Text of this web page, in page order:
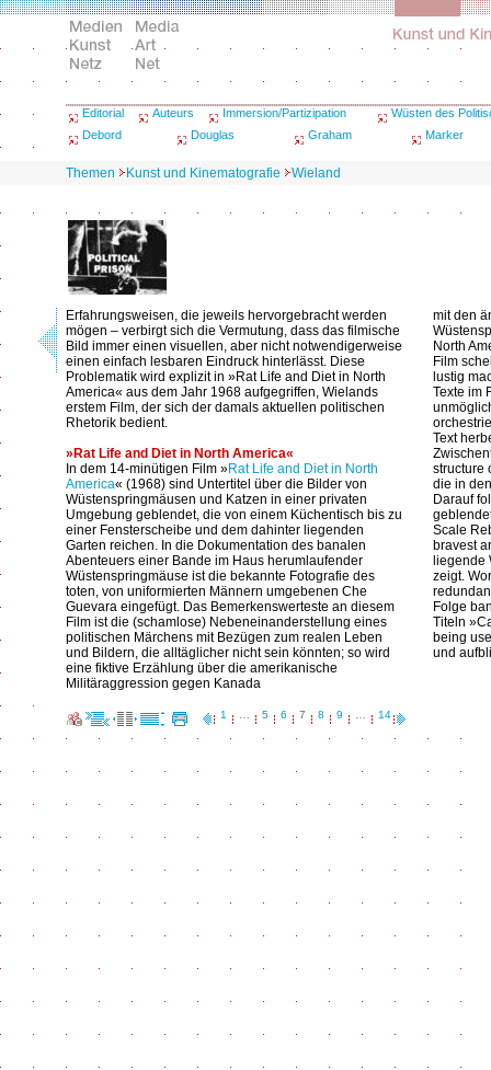
Editorial Auteurs Immersion/Partizipation
Wüsten des
Debord
Douglas Graham Marker
Themen Kunst und Kinematografie Wieland
Erfahrungsweisen, die jeweils hervorgebracht werden
mögen – verbirgt sich die Vermutung, dass das filmische
Bild immer einen visuellen, aber nicht notwendigerweise
einen einfach lesbaren Eindruck hinterlässt. Diese
Problematik wird explizit in »Rat Life and Diet in North
America« aus dem Jahr 1968 aufgegriffen, Wielands
erstem Film, der sich der damals aktuellen politischen
Rhetorik bedient.
»Rat Life and Diet in North America«
In dem 14-minütigen Film »Rat Life and Diet in North
America« (1968) sind Untertitel über die Bilder von
Wüstenspringmäusen und Katzen in einer privaten
Umgebung geblendet, die von einem Küchentisch bis zu
einer Fensterscheibe und dem dahinter liegenden
Garten reichen. In die Dokumentation des banalen
Abenteuers einer Bande im Haus herumlaufender
Wüstenspringmäuse ist die bekannte Fotografie des
toten, von uniformierten Männern umgebenen Che
Guevara eingefügt. Das Bemerkenswerteste an diesem
Film ist die (schamlose) Nebeneinanderstellung eines
politischen Märchens mit Bezügen zum realen Leben
und Bildern, die alltäglicher nicht sein könnten; so wird
eine fiktive Erzählung über die amerikanische
Militäraggression gegen Kanada
mit den
North
Film
lustig
Texte im
Text
structure
die in
Darauf
Scale
bravest
liegende
zeigt.
Folge
Titeln
being
und
1 5 6 7 8 9 14